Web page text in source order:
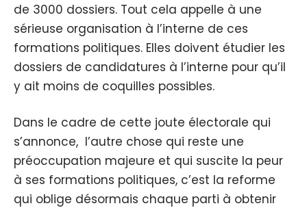
de 3000 dossiers. Tout cela appelle à une
sérieuse organisation à l’interne de ces
formations politiques. Elles doivent étudier les
dossiers de candidatures à l’interne pour qu’il
y ait moins de coquilles possibles.
Dans le cadre de cette joute électorale qui
s’annonce, l’autre chose qui reste une
préoccupation majeure et qui suscite la peur
à ses formations politiques, c’est la reforme
qui oblige désormais chaque parti à obtenir